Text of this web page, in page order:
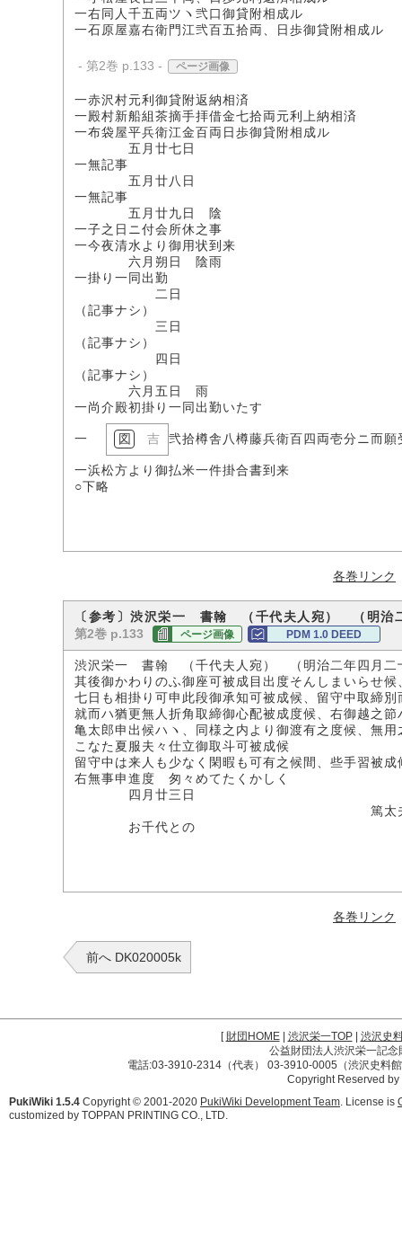
一右同人千五両ツヽ弐口御貸附相成ル
一石原屋嘉右衛門江弐百五拾両、日歩御貸附相成ル
- 第2巻 p.133 - ページ画像
一赤沢村元利御貸附返納相済
一殿村新船組茶摘手拝借金七拾両元利上納相済
一布袋屋平兵衛江金百両日歩御貸附相成ル
五月廿七日
一無記事
五月廿八日
一無記事
五月廿九日 陰
一子之日ニ付会所休之事
一今夜清水より御用状到来
六月朔日 陰雨
一掛り一同出勤
二日
（記事ナシ）
三日
（記事ナシ）
四日
（記事ナシ）
六月五日 雨
一尚介殿初掛り一同出勤いたす
一 吉 弐拾樽舎八樽藤兵衛百四両壱分ニ而
一浜松方より御払米一件掛合書到来
○下略
各巻リンク
〔参考〕渋沢栄一 書翰 （千代夫人宛） （明治
第2巻 p.133 ページ画像 PDM 1.0 DEED
渋沢栄一 書翰 （千代夫人宛） （明治二年四月
其後御かわりのふ御座可被成目出度そんしまいらせ
七日も相掛り可申此段御承知可被成候、留守中取締
就而ハ猶更無人折角取締御心配被成度候、右御越之
亀太郎申出候ハヽ、同様之内より御渡有之度候、無
こなた夏服夫々仕立御取斗可被成候
留守中は来人も少なく閑暇も可有之候間、些手習被
右無事申進度 匆々めてたくかしく
四月廿三日
篤太
お千代との
各巻リンク
前へ DK020005k
[財団HOME| 渋沢栄一TOP| 渋沢史
公益財団法人渋沢栄一記
電話:03-3910-2314（代表） 03-3910-0005（渋沢史料
Copyright Reserved
PukiWiki 1.5.4 Copyright © 2001-2020 PukiWiki Development Team. License is
customized by TOPPAN PRINTING CO., LTD.